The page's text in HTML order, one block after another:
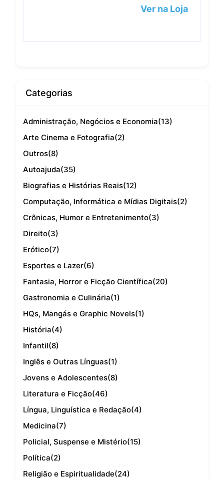
Ver na Loja
Categorias
Administração, Negócios e Economia(13)
Arte Cinema e Fotografia(2)
Outros(8)
Autoajuda(35)
Biografias e Histórias Reais(12)
Computação, Informática e Mídias Digitais(2)
Crônicas, Humor e Entretenimento(3)
Direito(3)
Erótico(7)
Esportes e Lazer(6)
Fantasia, Horror e Ficção Científica(20)
Gastronomia e Culinária(1)
HQs, Mangás e Graphic Novels(1)
História(4)
Infantil(8)
Inglês e Outras Línguas(1)
Jovens e Adolescentes(8)
Literatura e Ficção(46)
Língua, Linguística e Redação(4)
Medicina(7)
Policial, Suspense e Mistério(15)
Política(2)
Religião e Espiritualidade(24)